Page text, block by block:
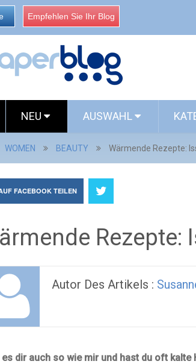
Empfehlen Sie Ihr Blog
NEU AUSWAHL
WOMEN BEAUTY Wärmende Rezepte:
FACEBOOK TEILEN
Rezepte:
Autor Des Artikels :
es dir auch so wie mir und hast du oft